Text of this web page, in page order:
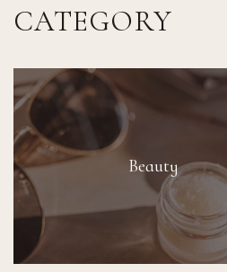
CATEGORY
Beauty